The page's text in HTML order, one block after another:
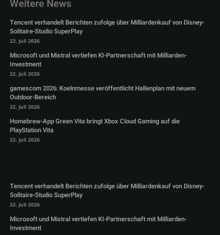
Weitere News
Tencent verhandelt Berichten zufolge über Milliardenkauf von Disney-
Solitaire-Studio SuperPlay
22. Juli 2026
Microsoft und Mistral vertiefen KI-Partnerschaft mit Milliarden-
Investment
22. Juli 2026
gamescom 2026: Koelnmesse veröffentlicht Hallenplan mit neuem
Outdoor-Bereich
22. Juli 2026
Homebrew-App Green Vita bringt Xbox Cloud Gaming auf die
PlayStation Vita
22. Juli 2026
Tencent verhandelt Berichten zufolge über Milliardenkauf von Disney-
Solitaire-Studio SuperPlay
22. Juli 2026
Microsoft und Mistral vertiefen KI-Partnerschaft mit Milliarden-
Investment